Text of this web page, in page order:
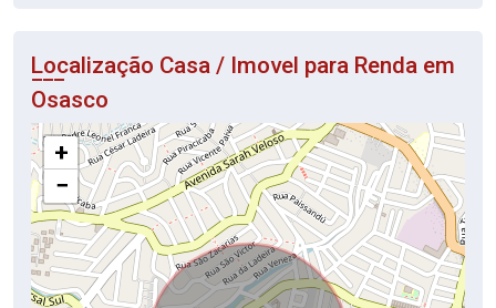
Localização Casa / Imovel para Renda em
Osasco
+
−